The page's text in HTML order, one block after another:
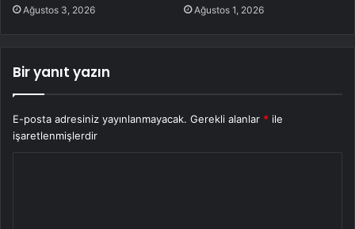
Ağustos 3, 2026 Ağustos 1, 2026
Bir yanıt yazın
E-posta adresiniz yayınlanmayacak. Gerekli alanlar * ile
işaretlenmişlerdir